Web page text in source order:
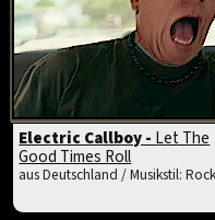
Electric Callboy - Let The
Good Times Roll
aus Deutschland / Musikstil: Rock